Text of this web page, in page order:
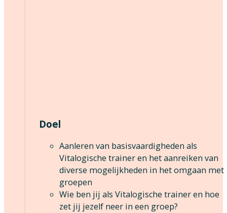
Doel
Aanleren van basisvaardigheden als
Vitalogische trainer en het aanreiken van
diverse mogelijkheden in het omgaan met
groepen
Wie ben jij als Vitalogische trainer en hoe
zet jij jezelf neer in een groep?